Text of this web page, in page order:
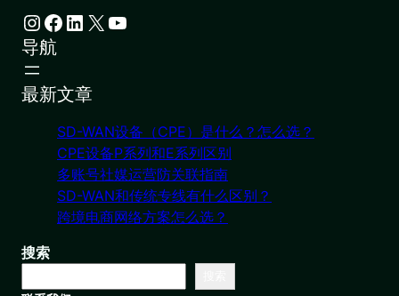
Instagram Facebook LinkedIn X YouTube
导航
最新文章
SD-WAN设备（CPE）是什么？怎么选？
CPE设备P系列和E系列区别
多账号社媒运营防关联指南
SD-WAN和传统专线有什么区别？
跨境电商网络方案怎么选？
搜索